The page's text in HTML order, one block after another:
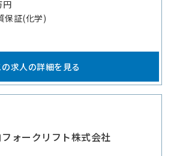
円
保証(化学)
の求人の詳細を見る
ォークリフト株式会社